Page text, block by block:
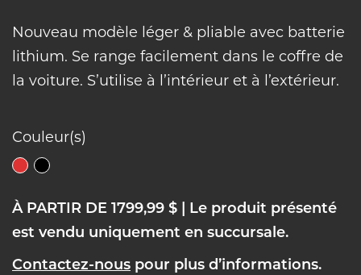
Nouveau modèle léger & pliable avec batterie
lithium. Se range facilement dans le coffre de
la voiture. S’utilise à l’intérieur et à l’extérieur.
Couleur(s)
À PARTIR DE 1799,99 $
| Le produit présenté
est vendu uniquement en succursale.
Contactez-nous pour plus d’informations.